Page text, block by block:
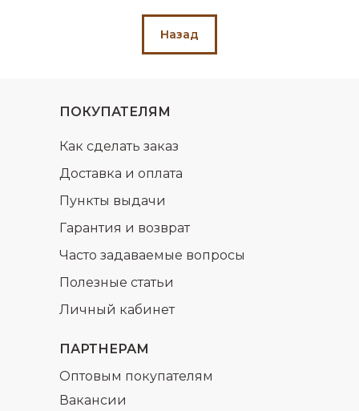
Назад
ПАРТНЕРАМ
Оптовым покупателям
Вакансии
ПОКУПАТЕЛЯМ
Доставка и оплата
Часто задаваемые вопросы
Гарантия и возврат
Полезные статьи
Пункты выдачи
Как сделать заказ
Личный кабинет